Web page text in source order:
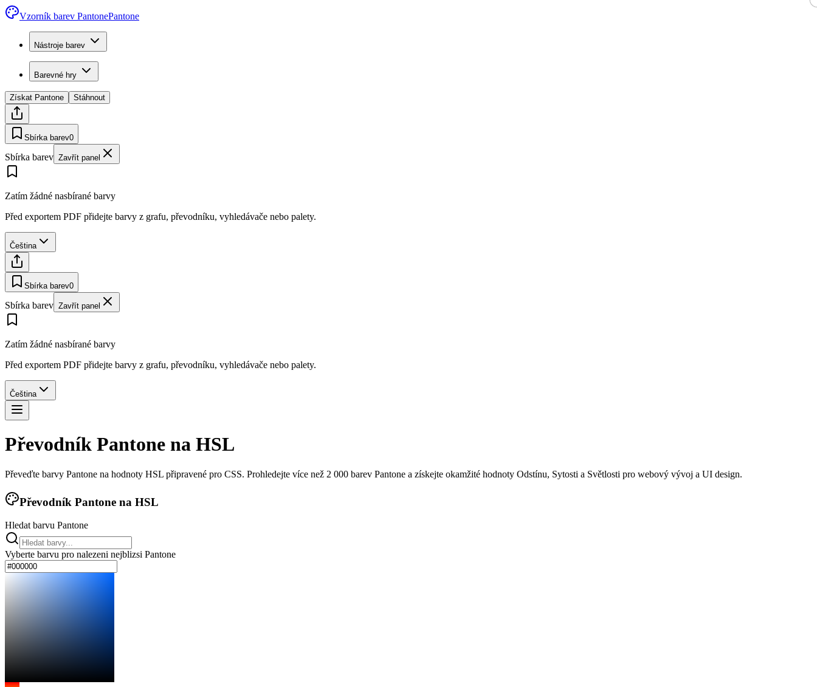
Vzorník barev PantonePantone
Nástroje barev
Barevné hry
Získat Pantone Stáhnout
Sbírka barev0
Sbírka barev Zavřít panel
Zatím žádné nasbírané barvy
Před exportem PDF přidejte barvy z grafu, převodníku, vyhledávače nebo palety.
Čeština
Sbírka barev0
Sbírka barev Zavřít panel
Zatím žádné nasbírané barvy
Před exportem PDF přidejte barvy z grafu, převodníku, vyhledávače nebo palety.
Čeština
Převodník Pantone na HSL
Převeďte barvy Pantone na hodnoty HSL připravené pro CSS. Prohledejte více než 2 000 barev Pantone a získejte okamžité hodnoty Odstínu, Sytosti a Světlosti pro webový vývoj a UI design.
Převodník Pantone na HSL
Hledat barvu Pantone
Vyberte barvu pro nalezeni nejblizsi Pantone